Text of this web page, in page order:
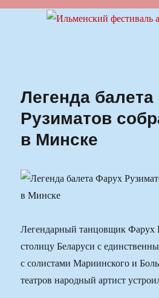
Ильменский
Легенда
Рузиматов
в Минске
Легендарный танцовщик Фарух
столицу Беларуси с
с солистами Мариинского и
театров народный артист